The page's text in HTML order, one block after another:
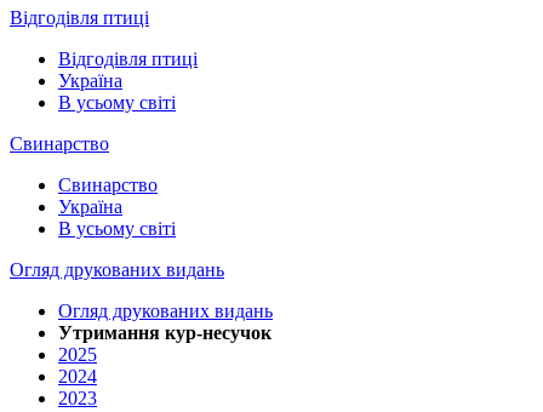
Відгодівля птиці
Відгодівля птиці
Україна
В усьому світі
Свинарство
Свинарство
Україна
В усьому світі
Огляд друкованих видань
Огляд друкованих видань
Утримання кур-несучок
2025
2024
2023